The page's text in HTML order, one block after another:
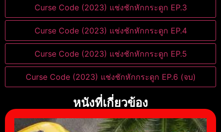
Curse Code (2023) แช่งชักหักกระดูก EP.3
Curse Code (2023) แช่งชักหักกระดูก EP.4
Curse Code (2023) แช่งชักหักกระดูก EP.5
Curse Code (2023) แช่งชักหักกระดูก EP.6 (จบ)
หนังที่เกี่ยวข้อง